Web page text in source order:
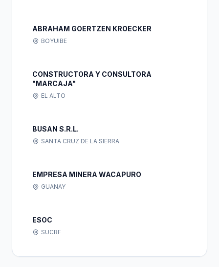
ABRAHAM GOERTZEN KROECKER
BOYUIBE
CONSTRUCTORA Y CONSULTORA
"MARCAJA"
EL ALTO
BUSAN S.R.L.
SANTA CRUZ DE LA SIERRA
EMPRESA MINERA WACAPURO
GUANAY
ESOC
SUCRE